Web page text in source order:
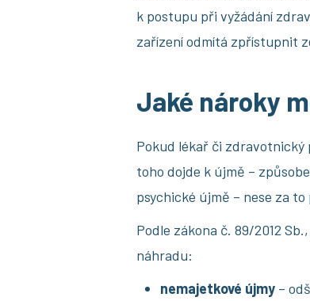
k postupu při vyžádání
zařízení odmítá zpřístupnit
Jaké nároky
Pokud lékař či zdravotnický
toho dojde k újmě –
psychické újmě – nese za
Podle zákona č. 89/2012
náhradu:
nemajetkové újmy –